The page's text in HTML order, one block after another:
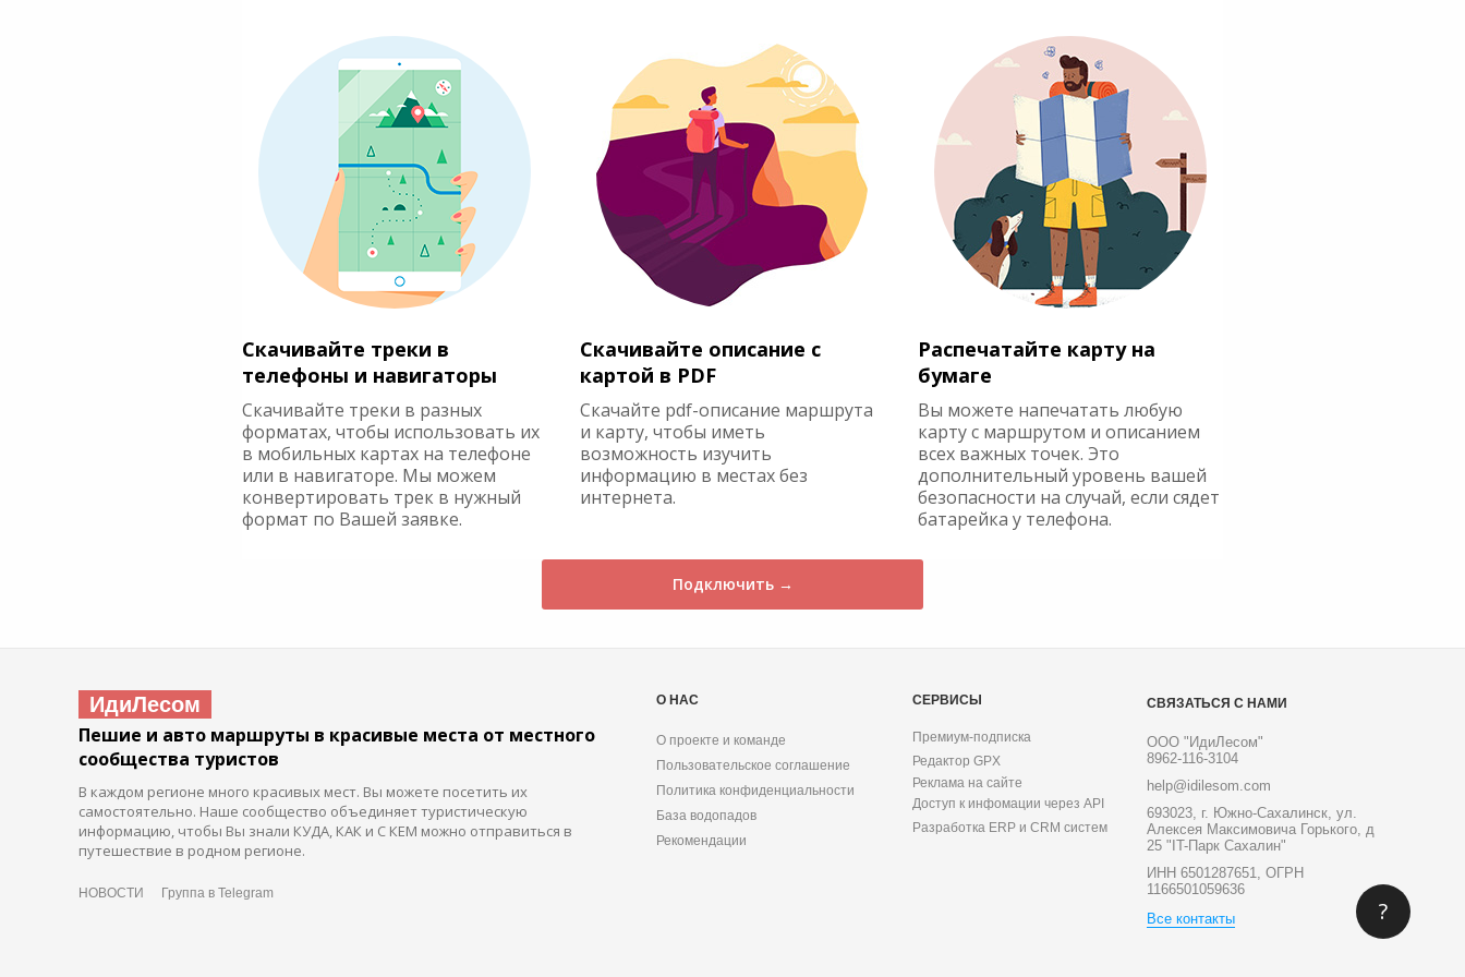
Скачивайте треки в
телефоны и навигаторы
Скачивайте треки в разных
форматах, чтобы использовать их
в мобильных картах на телефоне
или в навигаторе. Мы можем
конвертировать трек в нужный
формат по Вашей заявке.
Скачивайте описание с
картой в PDF
Скачайте pdf-описание маршрута
и карту, чтобы иметь
возможность изучить
информацию в местах без
интернета.
Распечатайте карту на
бумаге
Вы можете напечатать любую
карту с маршрутом и описанием
всех важных точек. Это
дополнительный уровень вашей
безопасности на случай, если сядет
батарейка у телефона.
Подключить →
ИдиЛесом
Пешие и авто маршруты в красивые места от местного
сообщества туристов
В каждом регионе много красивых мест. Вы можете посетить их
самостоятельно. Наше сообщество объединяет туристическую
информацию, чтобы Вы знали КУДА, КАК и С КЕМ можно отправиться в
путешествие в родном регионе.
НОВОСТИ Группа в Telegram
О НАС
О проекте и команде
Пользовательское соглашение
Политика конфиденциальности
База водопадов
Рекомендации
СЕРВИСЫ
Премиум-подписка
Редактор GPX
Реклама на сайте
Доступ к инфомации через API
Разработка ERP и CRM систем
СВЯЗАТЬСЯ С НАМИ
ООО "ИдиЛесом"
8962-116-3104
help@idilesom.com
693023, г. Южно-Сахалинск, ул.
Алексея Максимовича Горького, д
25 "IT-Парк Сахалин"
ИНН 6501287651, ОГРН
1166501059636
Все контакты
?